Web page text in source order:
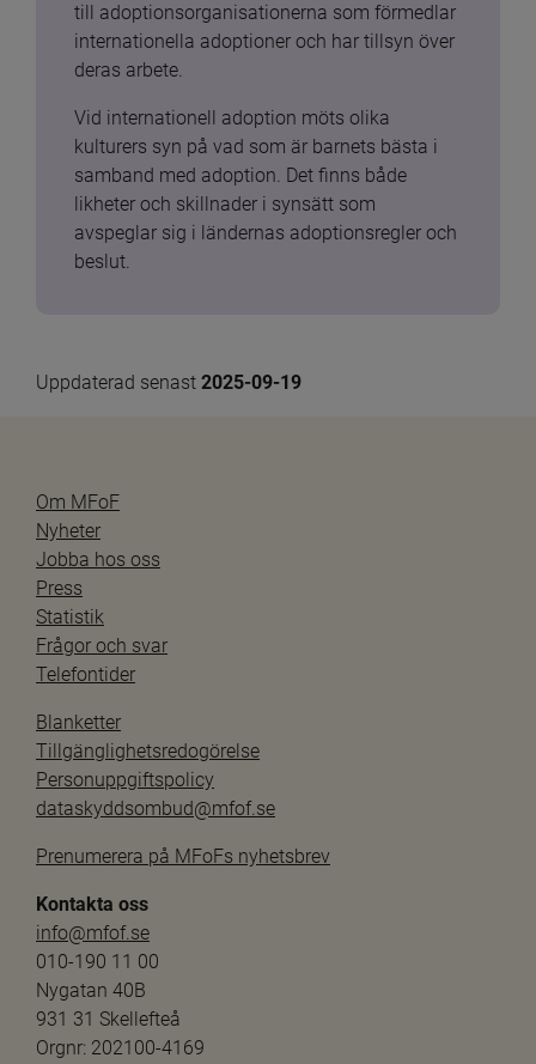
till adoptionsorganisationerna som förmedlar
internationella adoptioner och har tillsyn över
deras arbete.
Vid internationell adoption möts olika
kulturers syn på vad som är barnets bästa i
samband med adoption. Det finns både
likheter och skillnader i synsätt som
avspeglar sig i ländernas adoptionsregler och
beslut.
Uppdaterad senast 2025-09-19
Om MFoF
Nyheter
Jobba hos oss
Press
Statistik
Frågor och svar
Telefontider
Blanketter
Tillgänglighetsredogörelse
Personuppgiftspolicy
dataskyddsombud@mfof.se
Prenumerera på MFoFs nyhetsbrev
Kontakta oss
info@mfof.se
010-190 11 00
Nygatan 40B
931 31 Skellefteå
Orgnr: 202100-4169